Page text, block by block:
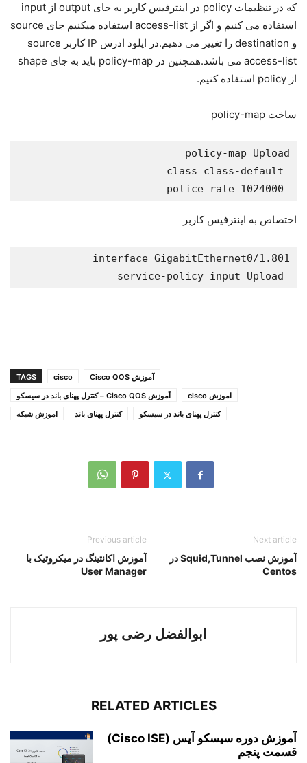
که در تنظیمات policy در اینترفیس کاربر به جای output از input
استفاده می کنیم و اگر از access-list استفاده میکنیم جای source
و destination را تغییر می دهیم.در اپلود ادرس IP کاربر source
access-list می باشد.همچنین در policy-map باید به جای shape
از policy استفاده کنیم.
ساخت policy-map
اختصاص به اینترفیس کاربر
TAGS cisco
آموزش Cisco QOS
آموزش Cisco QOS – کنترل پهنای باند در سیسکو
اموزش cisco
اموزش شبکه
کنترل پهنای باند کنترل پهنای باند در سیسکو
Previous article
آموزش اکانتینگ در میکروتیک با
User Manager
Next article
آموزش نصب Squid,Tunnel در
Centos
ابوالفضل رضی پور
RELATED ARTICLES
آموزش دوره سیسکو آیس (Cisco ISE)
قسمت پنجم